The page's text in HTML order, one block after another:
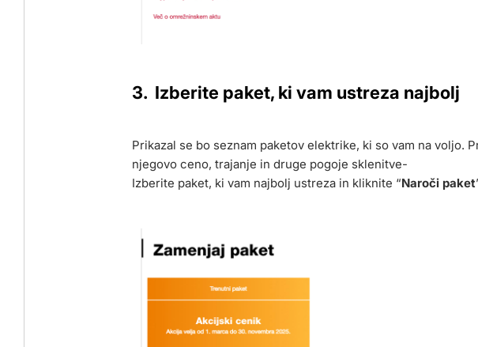
3. Izberite paket, ki vam ustreza najbolj
Prikazal se bo seznam paketov elektrike, ki so vam na voljo.
njegovo ceno, trajanje in druge pogoje sklenitve-
Izberite paket, ki vam najbolj ustreza in kliknite “Naroči paket